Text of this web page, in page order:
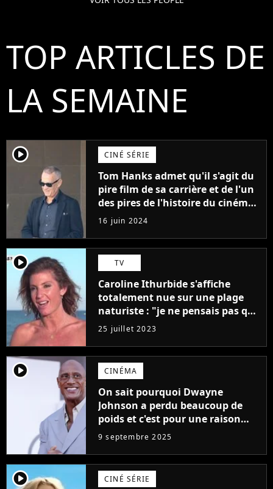
TOP ARTICLES DE
LA SEMAINE
player2 CINÉ SÉRIE
Tom Hanks admet qu'il s'agit du
pire film de sa carrière et de l'un
des pires de l'histoire du cinéma :
"L'un des films les plus
médiocres jamais réalisés"
16 juin 2024
player2 TV
Caroline Ithurbide s'affiche
totalement nue sur une plage
naturiste : "je ne pensais pas que
j'arriverais à le faire..."
25 juillet 2023
player2 CINÉMA
On sait pourquoi Dwayne
Johnson a perdu beaucoup de
poids et c'est pour une raison
importante
9 septembre 2025
player2 CINÉ SÉRIE